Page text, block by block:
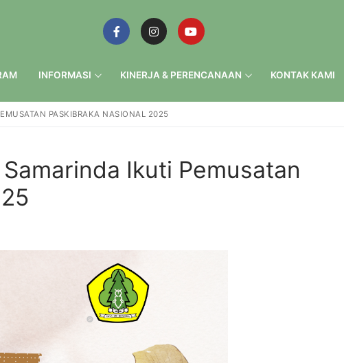
INFORMASI KINERJA & PERENCANAAN KONTAK KAMI
PASKIBRAKA NASIONAL 2025
Ikuti Pemusatan